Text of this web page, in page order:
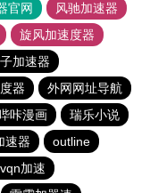
官网
风驰加速器
旋风加速度器
加速器
器
外网网址导航
咔漫画
瑞乐小说
速器
outline
加速